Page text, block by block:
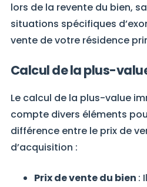
lors de la revente du bien,
situations spécifiques
vente de votre résidence
Calcul de la plus-
Le calcul de la plus-value
compte divers éléments
différence entre le prix de
d’acquisition :
Prix de vente du bien :